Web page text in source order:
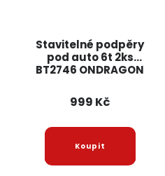
Stavitelné podpěry
pod auto 6t 2ks
BT2746 ONDRAGON
999 Kč